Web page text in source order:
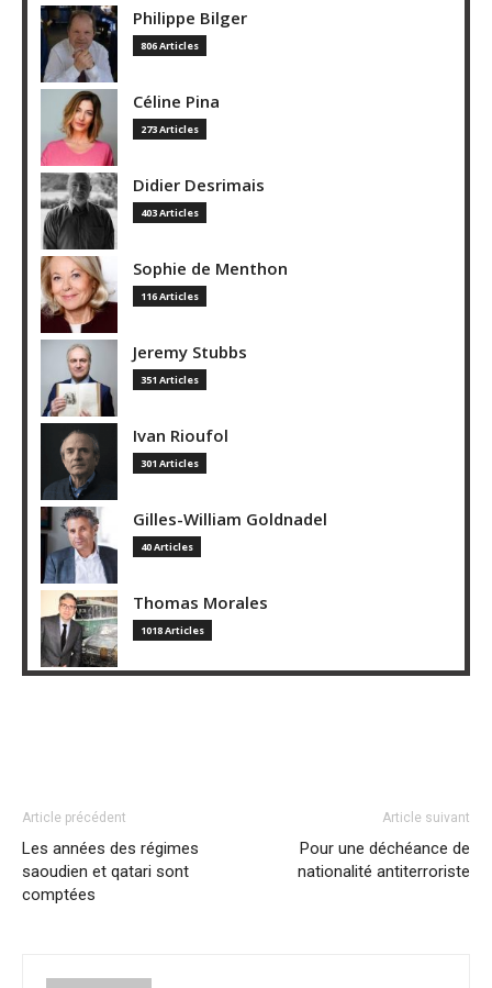
Philippe Bilger
806 Articles
Céline Pina
273 Articles
Didier Desrimais
403 Articles
Sophie de Menthon
116 Articles
Jeremy Stubbs
351 Articles
Ivan Rioufol
301 Articles
Gilles-William Goldnadel
40 Articles
Thomas Morales
1018 Articles
Article précédent
Les années des régimes
saoudien et qatari sont
comptées
Article suivant
Pour une déchéance de
nationalité antiterroriste